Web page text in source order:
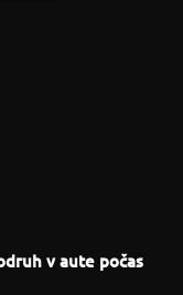
v aute počas